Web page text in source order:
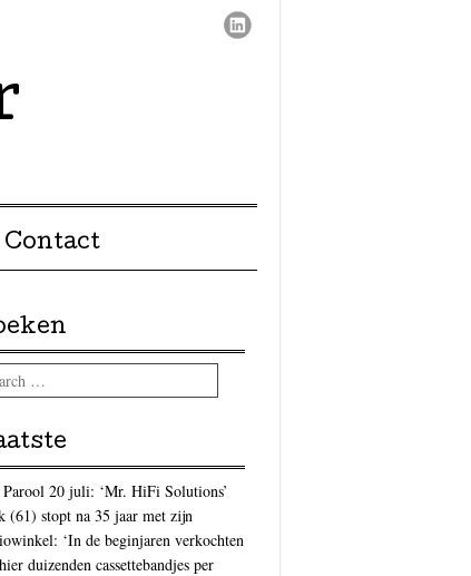
Contact
20 juli: ‘Mr. HiFi Solutions’
(61) stopt na 35 jaar met zijn
‘In de beginjaren verkochten
duizenden cassettebandjes per